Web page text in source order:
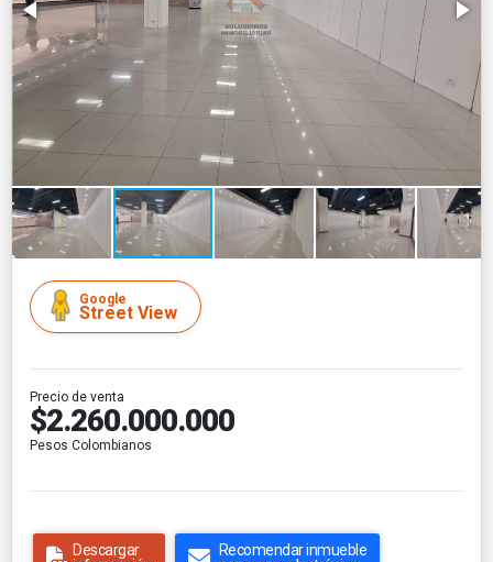
Google
Street View
Precio de venta
$2.260.000.000
Pesos Colombianos
Descargar
Recomendar inmueble